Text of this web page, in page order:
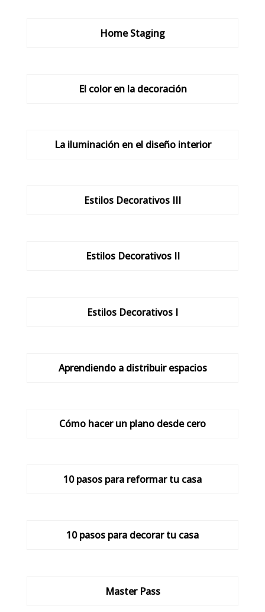
Home Staging
El color en la decoración
La iluminación en el diseño interior
Estilos Decorativos III
Estilos Decorativos II
Estilos Decorativos I
Aprendiendo a distribuir espacios
Cómo hacer un plano desde cero
10 pasos para reformar tu casa
10 pasos para decorar tu casa
Master Pass